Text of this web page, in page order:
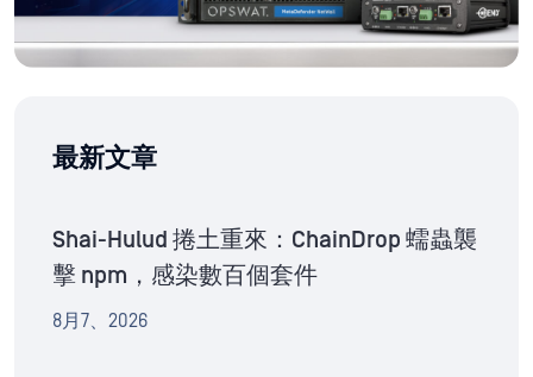
最新文章
Shai-Hulud 捲土重來：ChainDrop 蠕蟲襲
擊 npm，感染數百個套件
8月7、2026